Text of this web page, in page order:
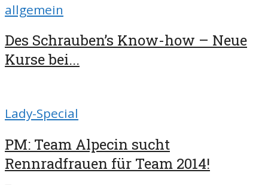
allgemein
Des Schrauben’s Know-how – Neue
Kurse bei...
Lady-Special
PM: Team Alpecin sucht
Rennradfrauen für Team 2014!